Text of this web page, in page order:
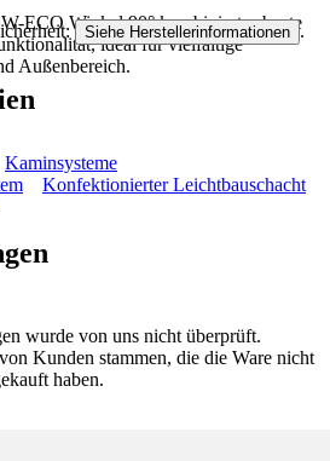
ECO Winkel 90° kombiniert robuste
ideal für vielfältige
Außenbereich.
Siehe Herstellerinformationen .
Kaminsysteme
Konfektionierter Leichtbauschacht
wurde von uns nicht überprüft.
Kunden stammen, die die Ware nicht
haben.